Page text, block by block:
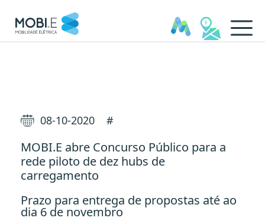
08-10-2020 #
MOBI.E abre Concurso Público para a
rede piloto de dez hubs de
carregamento
Prazo para entrega de propostas até ao
dia 6 de novembro